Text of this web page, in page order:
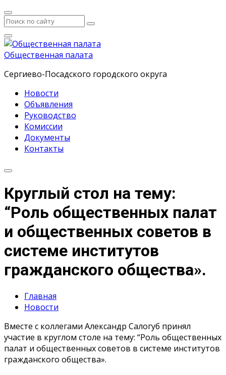
Общественная палата
Сергиево-Посадского городского округа
Новости
Объявления
Руководство
Комиссии
Документы
Контакты
Круглый стол на тему:
“Роль общественных палат
и общественных советов в
системе институтов
гражданского общества».
Главная
Новости
Вместе с коллегами Александр Салогуб принял
участие в круглом столе на тему: “Роль общественных
палат и общественных советов в системе институтов
гражданского общества».